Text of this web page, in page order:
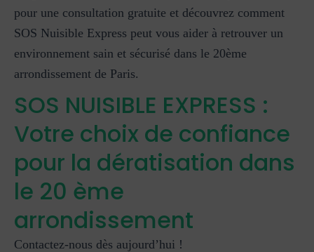
pour une consultation gratuite et découvrez comment
SOS Nuisible Express peut vous aider à retrouver un
environnement sain et sécurisé dans le 20ème
arrondissement de Paris.
SOS NUISIBLE EXPRESS :
Votre choix de confiance
pour la dératisation dans
le 20 ème
arrondissement
Contactez-nous dès aujourd’hui !